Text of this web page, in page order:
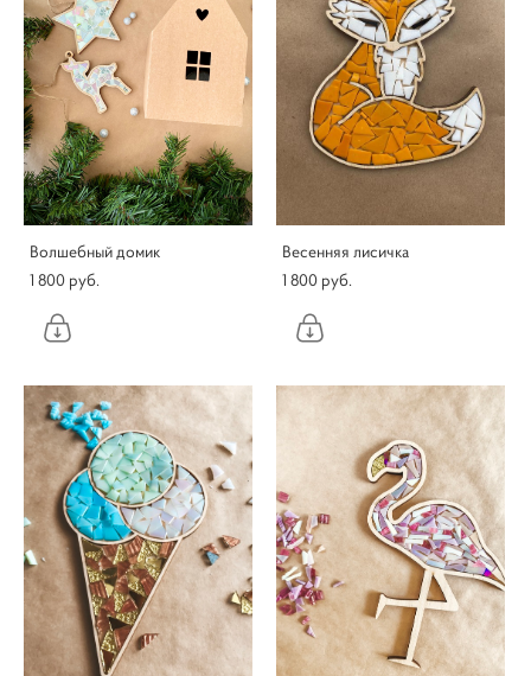
Волшебный домик
1 800 pуб.
Весенняя лисичка
1 800 pуб.